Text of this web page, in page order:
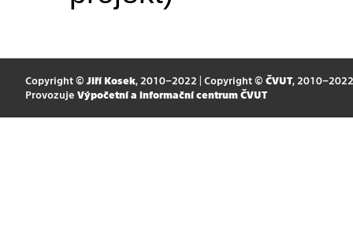
Copyright © Jiří Kosek, 2010–2022 | Copyright © ČVUT, 2010–2022
Provozuje Výpočetní a informační centrum ČVUT